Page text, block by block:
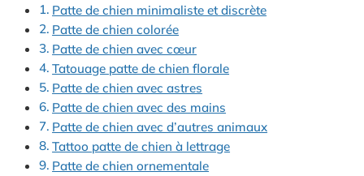
Patte de chien minimaliste et discrète
Patte de chien colorée
Patte de chien avec cœur
Tatouage patte de chien florale
Patte de chien avec astres
Patte de chien avec des mains
Patte de chien avec d’autres animaux
Tattoo patte de chien à lettrage
Patte de chien ornementale